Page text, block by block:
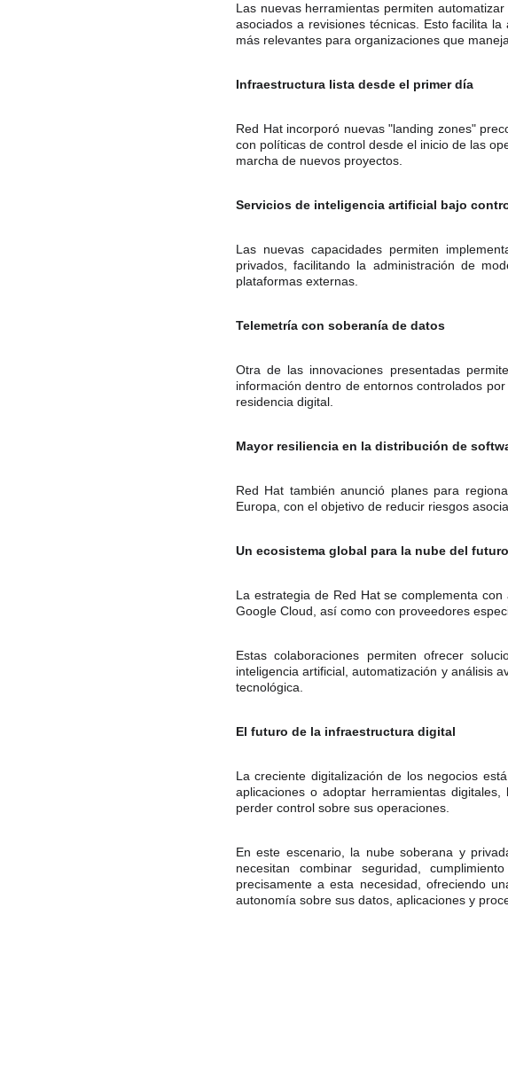
Las nuevas herramientas permiten
asociados a revisiones técnicas. Esto facilita
más relevantes para organizaciones que
Infraestructura lista desde el primer día
Red Hat incorporó nuevas "landing zones"
con políticas de control desde el inicio de las
marcha de nuevos proyectos.
Servicios de inteligencia artificial bajo
Las nuevas capacidades permiten
privados, facilitando la administración de
plataformas externas.
Telemetría con soberanía de datos
Otra de las innovaciones presentadas
información dentro de entornos controlados
residencia digital.
Mayor resiliencia en la distribución de
Red Hat también anunció planes para
Europa, con el objetivo de reducir riesgos
Un ecosistema global para la nube del futuro
La estrategia de Red Hat se complementa
Google Cloud, así como con proveedores
Estas colaboraciones permiten ofrecer
inteligencia artificial, automatización y análisis
tecnológica.
El futuro de la infraestructura digital
La creciente digitalización de los negocios
aplicaciones o adoptar herramientas
perder control sobre sus operaciones.
En este escenario, la nube soberana y
necesitan combinar seguridad,
precisamente a esta necesidad, ofreciendo
autonomía sobre sus datos, aplicaciones y